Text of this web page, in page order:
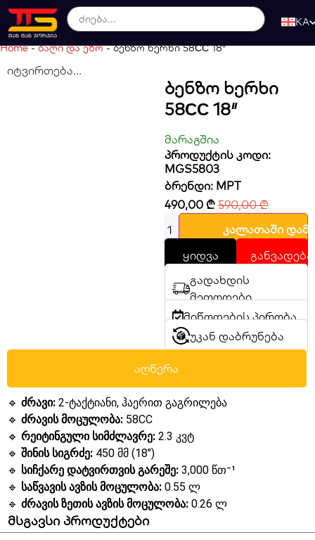
KA
Home-ბაღი და ეზო-ბენზო ხერხი 58СС 18″
იტვირთება...
Ბენზო Ხერხი
58СС 18″
მარაგშია
პროდუქტის კოდი:
MGS5803
ბრენდი: MPT
490,00 ₾ 590,00₾
კალათაში
ყიდვა
განვადება
გადახდის
მეთოდები
მიწოდების პირობა
უკან დაბრუნება
აღწერა
🔹 ძრავი: 2-ტაქტიანი, ჰაერით გაგრილება
🔹 ძრავის მოცულობა: 58CC
🔹 რეიტინგული სიმძლავრე: 2.3 კვტ
🔹 შინის სიგრძე: 450 მმ (18″)
🔹 სიჩქარე დატვირთვის გარეშე: 3,000 წთ⁻¹
🔹 საწვავის ავზის მოცულობა: 0.55 ლ
🔹 ძრავის ზეთის ავზის მოცულობა: 0.26 ლ
მსგავსი პროდუქტები